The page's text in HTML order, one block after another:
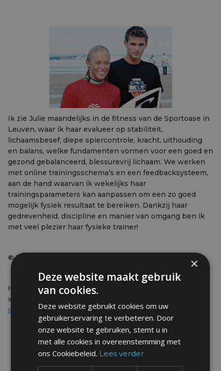
Ik zie Julie maandelijks in de fitness van de Sportoase in
Leuven, waar ik haar evalueer op stabiliteit,
lichaamsbesef, diepe spiercontrole, kracht, uithouding
en balans, welke fundamenten vormen voor een goed en
gezond gebalanceerd, blessurevrij lichaam. We werken
met online trainingsschema’s en een feedbacksysteem,
aan de hand waarvan ik wekelijks haar
trainingsparameters kan aanpassen om een zo goed
mogelijk fysiek resultaat te bereiken. Dankzij haar
gedrevenheid, discipline en manier van omgang ben ik
met veel plezier haar fysieke trainer!
©BoardX Magazine 2011
Heb je net als Julie ook de ambitie om prosurfer te
worden? Schrijf je dan zeker in voor één van de
surfcamps!
×
Deze website maakt gebruik
van cookies.
Deze website gebruikt cookies om uw
gebruikerservaring te verbeteren. Door
onze website te gebruiken, stemt u in
met alle cookies in overeenstemming met
ons Cookiebeleid. Lees verder